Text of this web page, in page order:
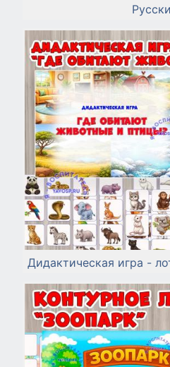
Дидактическая игра -